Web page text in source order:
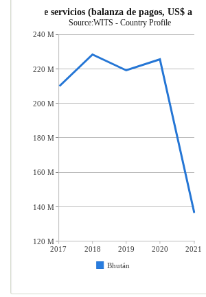
de servicios (balanza de pagos, US$ a
Source:WITS - Country Profile
2017 2018 2019 2020
2021
Bhután
240 M
220 M
200 M
180 M
160 M
140 M
120 M